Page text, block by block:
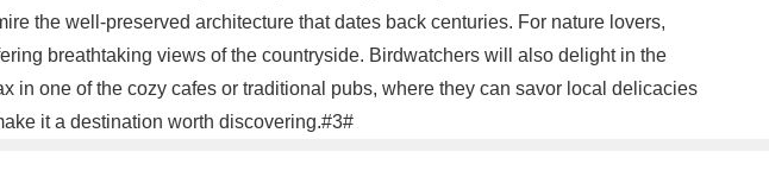
the well-preserved architecture that dates back centuries. For nature lovers,
breathtaking views of the countryside. Birdwatchers will also delight in the
in one of the cozy cafes or traditional pubs, where they can savor local delicacies
it a destination worth discovering.#3#